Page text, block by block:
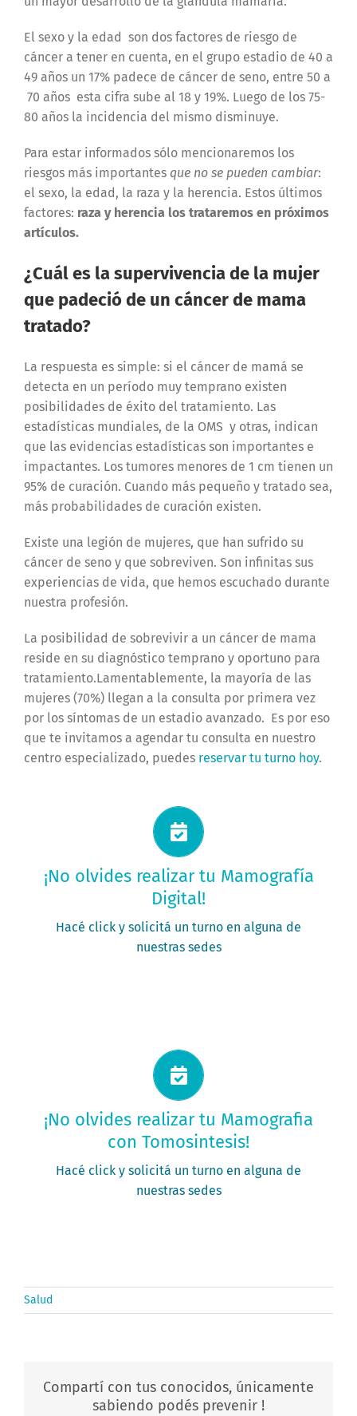
El sexo y la edad son dos factores de riesgo de
cáncer a tener en cuenta, en el grupo estadio de 40 a
49 años un 17% padece de cáncer de seno, entre 50 a
70 años esta cifra sube al 18 y 19%. Luego de los 75-
80 años la incidencia del mismo disminuye.
Para estar informados sólo mencionaremos los
riesgos más importantes que no se pueden cambiar:
el sexo, la edad, la raza y la herencia. Estos últimos
factores: raza y herencia los trataremos en próximos
artículos.
¿Cuál es la supervivencia de la mujer
que padeció de un cáncer de mama
tratado?
La respuesta es simple: si el cáncer de mamá se
detecta en un período muy temprano existen
posibilidades de éxito del tratamiento. Las
estadísticas mundiales, de la OMS y otras, indican
que las evidencias estadísticas son importantes e
impactantes. Los tumores menores de 1 cm tienen un
95% de curación. Cuando más pequeño y tratado sea,
más probabilidades de curación existen.
Existe una legión de mujeres, que han sufrido su
cáncer de seno y que sobreviven. Son infinitas sus
experiencias de vida, que hemos escuchado durante
nuestra profesión.
La posibilidad de sobrevivir a un cáncer de mama
reside en su diagnóstico temprano y oportuno para
tratamiento.Lamentablemente, la mayoría de las
mujeres (70%) llegan a la consulta por primera vez
por los síntomas de un estadio avanzado. Es por eso
que te invitamos a agendar tu consulta en nuestro
centro especializado, puedes reservar tu turno hoy.
¡No olvides realizar tu Mamografía
Digital!
Hacé click y solicitá un turno en alguna de
nuestras sedes
Solicitá tu turno ahora
PEDÍ TU TURNO
¡No olvides realizar tu Mamografia
con Tomosintesis!
Hacé click y solicitá un turno en alguna de
nuestras sedes
Solicitá tu turno ahora
PEDIR MI TURNO
Salud
Compartí con tus conocidos, únicamente
sabiendo podés prevenir !